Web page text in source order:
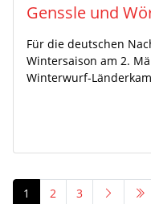
Für die deutschen
Wintersaison am 2.
Winterwurf-
1 2 3